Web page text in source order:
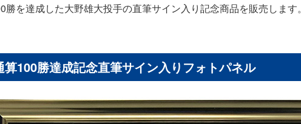
を達成した大野雄大投手の直筆サイン入り記念商品を販売します。
100勝達成記念直筆サイン入りフォトパネル